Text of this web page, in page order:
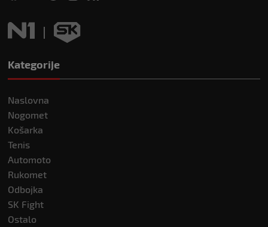
Kategorije
Naslovna
Nogomet
Košarka
Tenis
Automoto
Rukomet
Odbojka
SK Fight
Ostalo